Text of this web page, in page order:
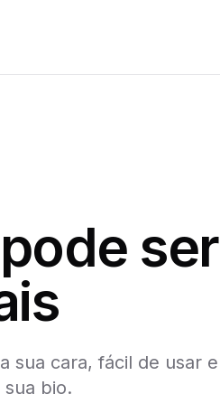
ser
sua cara, fácil de usar e
bio.